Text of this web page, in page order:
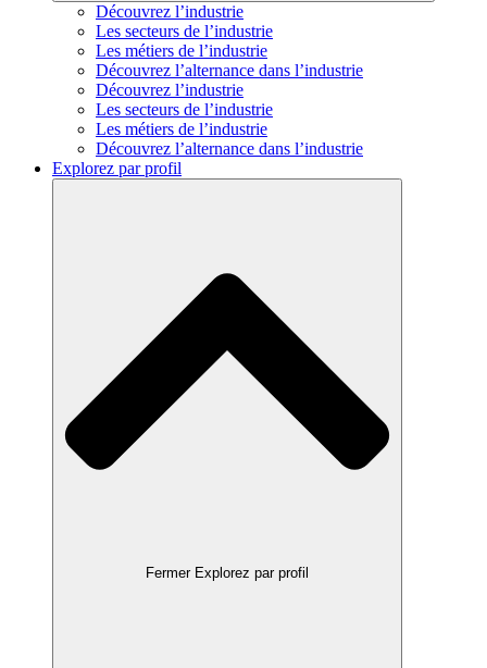
Découvrez l’industrie
Les secteurs de l’industrie
Les métiers de l’industrie
Découvrez l’alternance dans l’industrie
Découvrez l’industrie
Les secteurs de l’industrie
Les métiers de l’industrie
Découvrez l’alternance dans l’industrie
Explorez par profil
Fermer Explorez par profil